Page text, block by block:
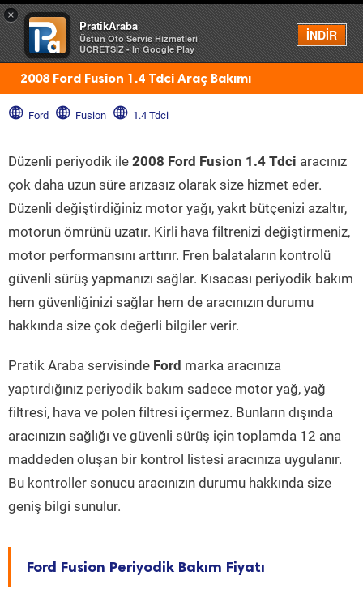
×
PratikAraba
Üstün Oto Servis Hizmetleri
ÜCRETSİZ - In Google Play
İNDİR
Menü
2008 Ford Fusion 1.4 Tdci Araç Bakımı
Ford Fusion 1.4 Tdci
Düzenli periyodik ile 2008 Ford Fusion 1.4 Tdci aracınız
çok daha uzun süre arızasız olarak size hizmet eder.
Düzenli değiştirdiğiniz motor yağı, yakıt bütçenizi azaltır,
motorun ömrünü uzatır. Kirli hava filtrenizi değiştirmeniz,
motor performansını arttırır. Fren balataların kontrolü
güvenli sürüş yapmanızı sağlar. Kısacası periyodik bakım
hem güvenliğinizi sağlar hem de aracınızın durumu
hakkında size çok değerli bilgiler verir.
Pratik Araba servisinde Ford marka aracınıza
yaptırdığınız periyodik bakım sadece motor yağ, yağ
filtresi, hava ve polen filtresi içermez. Bunların dışında
aracınızın sağlığı ve güvenli sürüş için toplamda 12 ana
maddeden oluşan bir kontrol listesi aracınıza uygulanır.
Bu kontroller sonucu aracınızın durumu hakkında size
geniş bilgi sunulur.
Ford Fusion Periyodik Bakım Fiyatı